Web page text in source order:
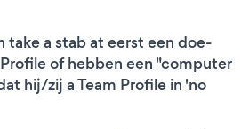
a stab at eerst een doe-
of hebben een "computer
hij/zij a Team Profile in 'no